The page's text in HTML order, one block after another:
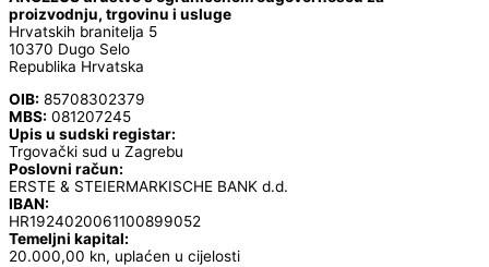
proizvodnju, trgovinu i usluge
Hrvatskih branitelja 5
10370 Dugo Selo
Republika Hrvatska
OIB: 85708302379
MBS: 081207245
Upis u sudski registar:
Trgovački sud u Zagrebu
Poslovni račun:
ERSTE & STEIERMARKISCHE BANK d.d.
IBAN:
HR1924020061100899052
Temeljni kapital:
20.000,00 kn, uplaćen u cijelosti